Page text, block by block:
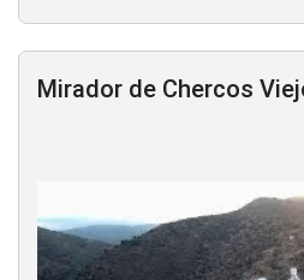
Mirador de Chercos